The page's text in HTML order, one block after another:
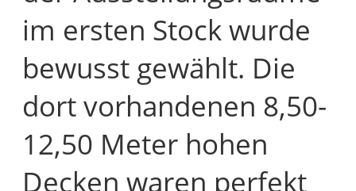
im ersten Stock wurde
bewusst gewählt. Die
dort vorhandenen 8,50-
12,50 Meter hohen
Decken waren perfekt